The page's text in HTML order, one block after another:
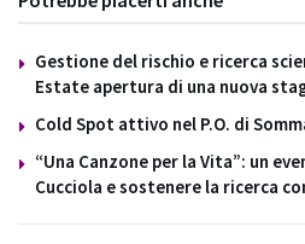
Gestione del rischio e ricerca
Estate apertura di una nuova
Cold Spot attivo nel P.O. di
“Una Canzone per la Vita”: un
Cucciola e sostenere la ricerca